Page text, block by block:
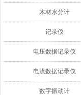
木材水分计
记录仪
电压数据记录仪
电流数据记录仪
数字振动计